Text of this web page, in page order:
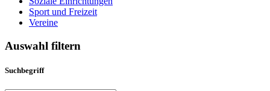
Sport und Freizeit
Vereine
Auswahl filtern
Suchbegriff